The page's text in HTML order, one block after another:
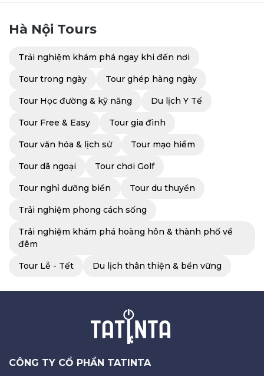
Hà Nội Tours
Trải nghiệm khám phá ngay khi đến nơi
Tour trong ngày Tour ghép hàng ngày
Tour Học đường & kỹ năng Du lịch Y Tế
Tour Free & Easy Tour gia đình
Tour văn hóa & lịch sử Tour mạo hiểm
Tour dã ngoại Tour chơi Golf
Tour nghỉ dưỡng biển Tour du thuyền
Trải nghiệm phong cách sống
Trải nghiệm khám phá hoàng hôn & thành phố về
đêm
Tour Lễ - Tết Du lịch thân thiện & bền vững
CÔNG TY CỔ PHẦN TATINTA